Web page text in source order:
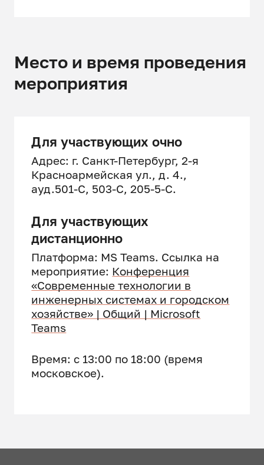
Место и время проведения
мероприятия
Для участвующих очно
Адрес: г. Санкт-Петербург, 2-я
Красноармейская ул., д. 4.,
ауд.501-C, 503-C, 205-5-C.
Для участвующих
дистанционно
Платформа: MS Teams. Ссылка на
мероприятие: Конференция
«Современные технологии в
инженерных системах и городском
хозяйстве» | Общий | Microsoft
Teams
Время: с 13:00 по 18:00 (время
московское).